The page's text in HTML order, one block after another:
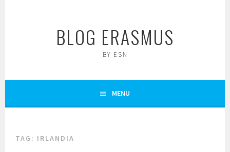
BLOG ERASMUS
BY ESN
MENU
TAG: IRLANDIA